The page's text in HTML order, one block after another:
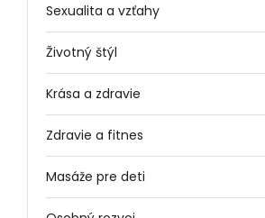
Sexualita a vzťahy
Životný štýl
Krása a zdravie
Zdravie a fitnes
Masáže pre deti